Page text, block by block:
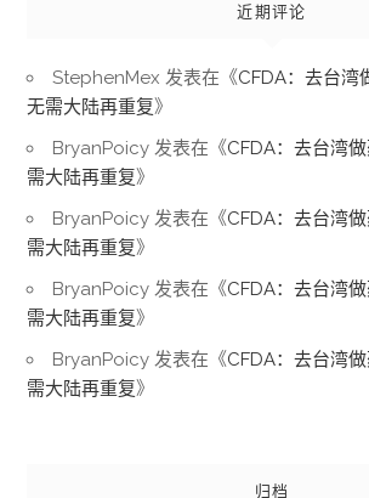
近期评论
StephenMex 发表在《CFDA：去台湾
无需大陆再重复》
BryanPoicy 发表在《CFDA：去台湾
需大陆再重复》
BryanPoicy 发表在《CFDA：去台湾
需大陆再重复》
BryanPoicy 发表在《CFDA：去台湾
需大陆再重复》
BryanPoicy 发表在《CFDA：去台湾
需大陆再重复》
归档